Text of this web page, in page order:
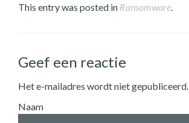
This entry was posted in Ransomware.
Geef een reactie
Het e-mailadres wordt niet gepubliceerd.
Naam